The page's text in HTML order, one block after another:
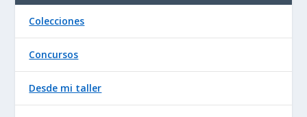
Colecciones
Concursos
Desde mi taller